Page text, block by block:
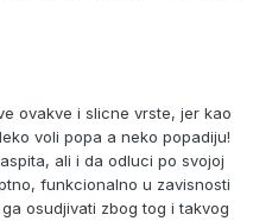
ovakve i slicne vrste, jer kao
voli popa a neko popadiju!
ali i da odluci po svojoj
funkcionalno u zavisnosti
osudjivati zbog tog i takvog